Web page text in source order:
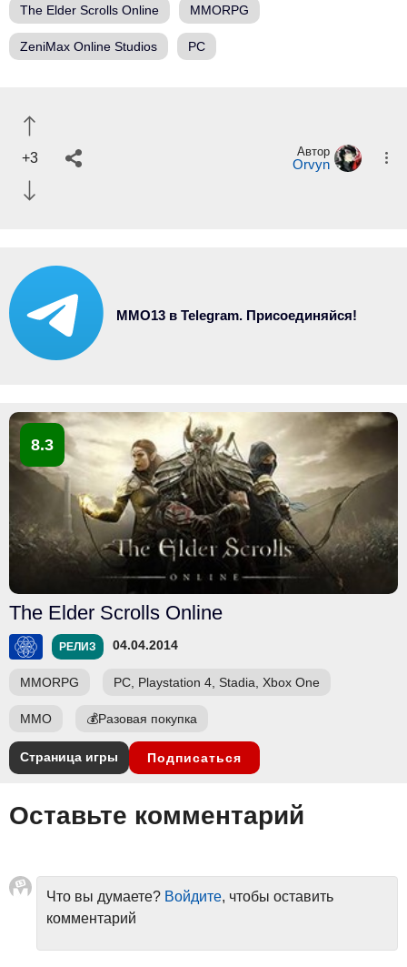
The Elder Scrolls Online MMORPG
ZeniMax Online Studios PC
+3 Автор
Orvyn
MMO13 в Telegram. Присоединяйся!
8.3
The Elder Scrolls Online
РЕЛИЗ 04.04.2014
MMORPG PC, Playstation 4, Stadia, Xbox One
ММО 💰Разовая покупка
Страница игры Подписаться
Оставьте комментарий
Что вы думаете? Войдите, чтобы оставить
комментарий